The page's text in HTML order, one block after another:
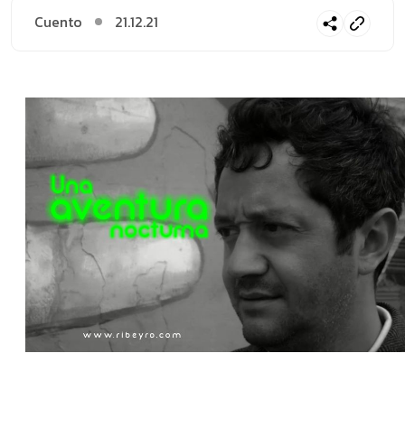
Cuento 21.12.21